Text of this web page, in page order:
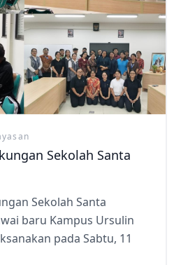
Sekolah Santa
Sekolah Santa
baru Kampus Ursulin
pada Sabtu, 11